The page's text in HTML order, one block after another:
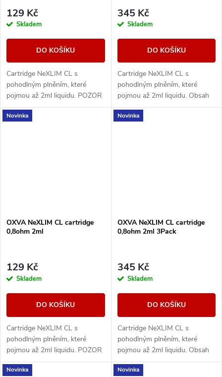
129 Kč
Skladem
DO KOŠÍKU
Cartridge NeXLIM CL s
pohodlným plněním, které
pojmou až 2ml liquidu. POZOR
- nejsou kompatibilní se
zařízením z řady OXVA XLIM.
345 Kč
Skladem
DO KOŠÍKU
Cartridge NeXLIM CL s
pohodlným plněním, které
pojmou až 2ml liquidu. Obsah
balení 3ks.
Novinka
OXVA NeXLIM CL cartridge
0,8ohm 2ml
129 Kč
Skladem
DO KOŠÍKU
Cartridge NeXLIM CL s
pohodlným plněním, které
pojmou až 2ml liquidu. POZOR
- nejsou kompatibilní se
zařízením z řady OXVA XLIM.
Novinka
OXVA NeXLIM CL cartridge
0,8ohm 2ml 3Pack
345 Kč
Skladem
DO KOŠÍKU
Cartridge NeXLIM CL s
pohodlným plněním, které
pojmou až 2ml liquidu. Obsah
balení 3ks.
Novinka Novinka